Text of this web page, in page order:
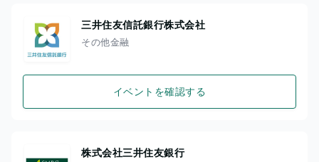
三井住友信託銀行株式会社
その他金融
イベントを確認する
株式会社三井住友銀行